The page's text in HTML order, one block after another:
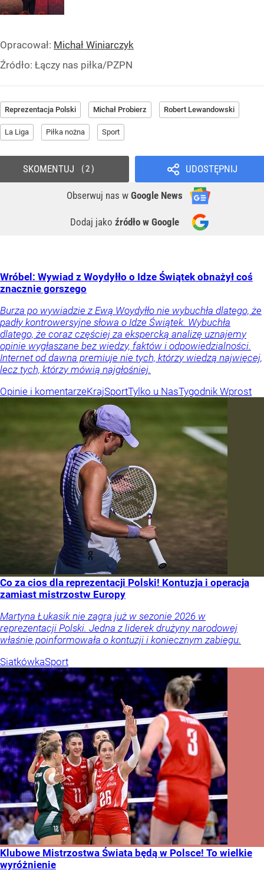
Opracował: Michał Winiarczyk
Źródło: Łączy nas piłka/PZPN
Reprezentacja Polski Michał Probierz Robert Lewandowski
La Liga Piłka nożna Sport
UDOSTĘPNIJ
Obserwuj nas w Google News
Dodaj jako źródło w Google
SKOMENTUJ 2
Wróbel: Wywiad z Woydyłło o Idze Świątek obnażył coś
znacznie gorszego
Burza po wywiadzie z Ewą Woydyłło nie wybuchła dlatego, że
padły kontrowersyjne słowa o Idze Świątek. Wybuchła
dlatego, że coraz częściej za ekspercką analizę uznajemy
opinie wygłaszane bez wiedzy, faktów i odpowiedzialności.
Internet od dawna premiuje nie tych, którzy wiedzą najwięcej,
lecz tych, którzy mówią najgłośniej.
Opinie i komentarzeKrajSportTylko u NasTygodnik Wprost
Co za cios dla reprezentacji Polski! Kontuzja i operacja
zamiast mistrzostw Europy
Martyna Łukasik nie zagra już w sezonie 2026 w
reprezentacji Polski. Jedna z liderek drużyny narodowej
właśnie poinformowała o kontuzji i koniecznym zabiegu.
SiatkówkaSport
Klubowe Mistrzostwa Świata będą w Polsce! To wielkie
wyróżnienie